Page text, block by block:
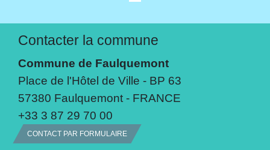
Contacter la commune
Commune de Faulquemont
Place de l'Hôtel de Ville - BP 63
57380 Faulquemont - FRANCE
+33 3 87 29 70 00
CONTACT PAR FORMULAIRE